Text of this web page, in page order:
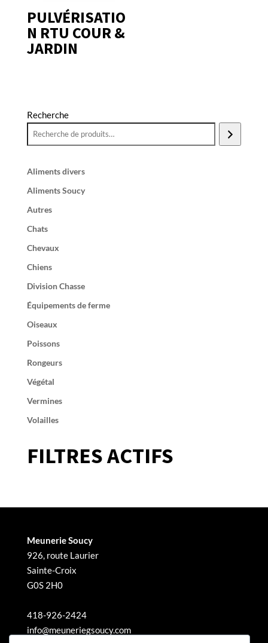
PULVÉRISATIO
N RTU COUR &
JARDIN
Recherche
Aliments divers
Aliments Soucy
Autres
Chats
Chevaux
Chiens
Division Chasse
Équipements de ferme
Oiseaux
Poissons
Rongeurs
Végétal
Vermines
Volailles
FILTRES ACTIFS
Meunerie Soucy
926, route Laurier
Sainte-Croix
G0S 2H0
418-926-2424
info@meuneriegsoucy.com